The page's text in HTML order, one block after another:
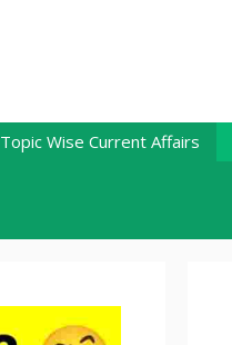
Topic Wise Current Affairs